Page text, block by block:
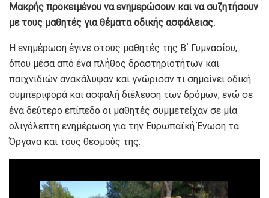
Μακρής προκειμένου να ενημερώσουν και να συζητήσουν
με τους μαθητές για θέματα οδικής ασφάλειας.
Η ενημέρωση έγινε στους μαθητές της Β΄ Γυμνασίου,
όπου μέσα από ένα πλήθος δραστηριοτήτων και
παιχνιδιών ανακάλυψαν και γνώρισαν τι σημαίνει οδική
συμπεριφορά και ασφαλή διέλευση των δρόμων, ενώ σε
ένα δεύτερο επίπεδο οι μαθητές συμμετείχαν σε μία
ολιγόλεπτη ενημέρωση για την Ευρωπαϊκή Ένωση τα
Όργανα και τους θεσμούς της.